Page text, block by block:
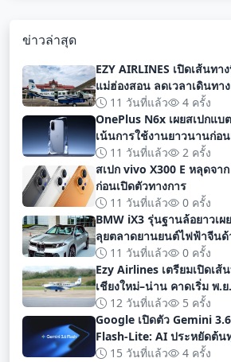
ข่าวล่าสุด
EZY AIRLINES เปิดเส้นทา
แม่ฮ่องสอน ลดเวลาเดินทา
11 วันที่แล้ว
4 ครั้ง
OnePlus N6x เผยสเปกแบ
เน้นการใช้งานยาวนานก่อ
ทางการ
11 วันที่แล้ว
2 ครั้ง
สเปก vivo X300 E หลุดจา
ก่อนเปิดตัวทางการ
11 วันที่แล้ว
0 ครั้ง
BMW iX3 รุ่นฐานล้อยาวเ
ลุยตลาดยานยนต์ไฟฟ้าจีนด้
11 วันที่แล้ว
0 ครั้ง
Ezy Airlines เตรียมเปิดเส้
เชียงใหม่–น่าน คาดเริ่ม พ.
12 วันที่แล้ว
5 ครั้ง
Google เปิดตัว Gemini
Flash-Lite: AI ประหยัดต้
สำหรับนักพัฒนา
15 วันที่แล้ว 4 ครั้ง